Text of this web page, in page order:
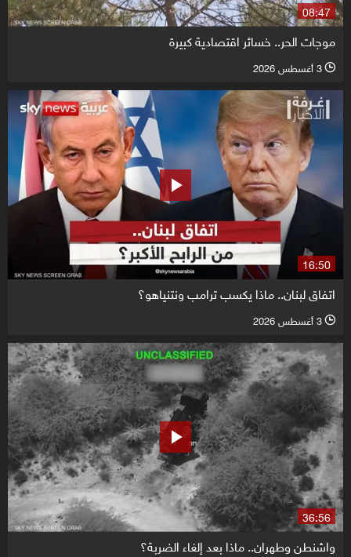
08:47
موجات الحر.. خسائر اقتصادية كبيرة
l 3 أغسطس 2026
16:50
اتفاق لبنان.. ماذا يكسب ترامب ونتنياهو؟
l 3 أغسطس 2026
36:56
واشنطن وطهران.. ماذا بعد إلغاء الضربة؟